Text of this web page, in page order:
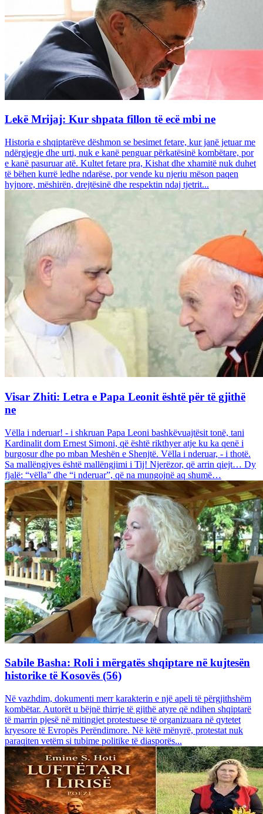
Lekë Mrijaj: Kur shpata fillon të ecë mbi ne
Historia e shqiptarëve dëshmon se besimet fetare, kur janë jetuar me
ndërgjegje dhe urti, nuk e kanë penguar përkatësinë kombëtare, por
e kanë pasuruar atë. Kultet fetare pra, Kishat dhe xhamitë nuk duhet
të bëhen kurrë ledhe ndarëse, por vende ku njeriu mëson paqen
hyjnore, mëshirën, drejtësinë dhe respektin ndaj tjetrit...
Visar Zhiti: Letra e Papa Leonit është për të gjithë
ne
Vëlla i nderuar! - i shkruan Papa Leoni bashkëvuajtësit tonë, tani
Kardinalit dom Ernest Simoni, që është rikthyer atje ku ka qenë i
burgosur dhe po mban Meshën e Shenjtë. Vëlla i nderuar, - i thotë.
Sa mallëngjyes është mallëngjimi i Tij! Njerëzor, që arrin qiejt… Dy
fjalë: “vëlla” dhe “i nderuar”, që na mungojnë aq shumë…
Sabile Basha: Roli i mërgatës shqiptare në kujtesën
historike të Kosovës (56)
Në vazhdim, dokumenti merr karakterin e një apeli të përgjithshëm
kombëtar. Autorët u bëjnë thirrje të gjithë atyre që ndihen shqiptarë
të marrin pjesë në mitingjet protestuese të organizuara në qytetet
kryesore të Evropës Perëndimore. Në këtë mënyrë, protestat nuk
paraqiten vetëm si tubime politike të diasporës...